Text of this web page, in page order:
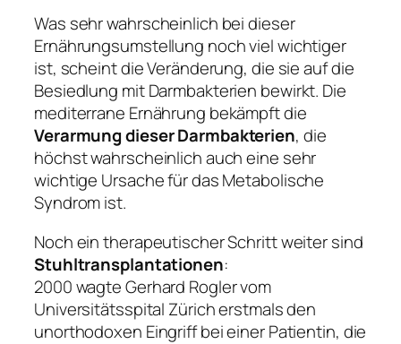
Was sehr wahrscheinlich bei dieser
Ernährungsumstellung noch viel wichtiger
ist, scheint die Veränderung, die sie auf die
Besiedlung mit Darmbakterien bewirkt. Die
mediterrane Ernährung bekämpft die
Verarmung dieser Darmbakterien, die
höchst wahrscheinlich auch eine sehr
wichtige Ursache für das Metabolische
Syndrom ist.
Noch ein therapeutischer Schritt weiter sind
Stuhltransplantationen:
2000 wagte Gerhard Rogler vom
Universitätsspital Zürich erstmals den
unorthodoxen Eingriff bei einer Patientin, die